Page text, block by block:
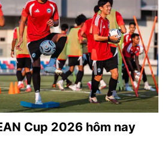
Cup 2026 hôm nay